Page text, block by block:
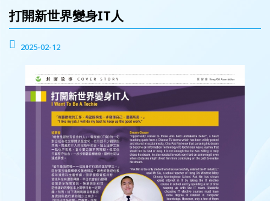
打開新世界變身IT人
2025-02-12